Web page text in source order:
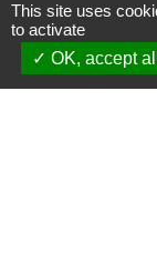
This site uses
to activate
OK, accept all